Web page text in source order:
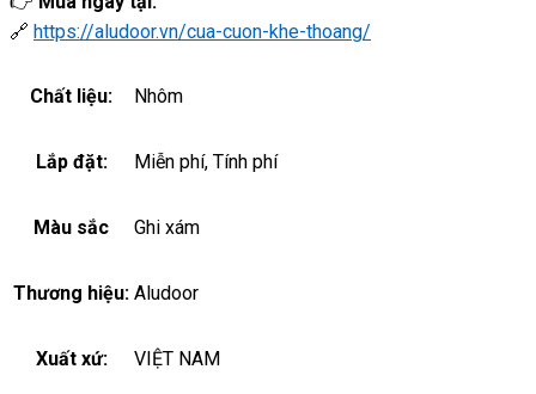
🔗 https://aludoor.vn/cua-cuon-khe-thoang/
Chất liệu: Nhôm
Lắp đặt: Miễn phí, Tính phí
Màu sắc Ghi xám
Thương hiệu: Aludoor
Xuất xứ: VIỆT NAM